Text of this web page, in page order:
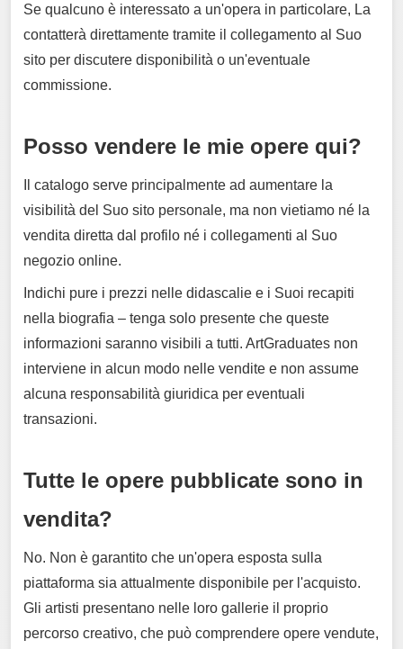
Se qualcuno è interessato a un'opera in particolare, La
contatterà direttamente tramite il collegamento al Suo
sito per discutere disponibilità o un'eventuale
commissione.
Posso vendere le mie opere qui?
Il catalogo serve principalmente ad aumentare la
visibilità del Suo sito personale, ma non vietiamo né la
vendita diretta dal profilo né i collegamenti al Suo
negozio online.
Indichi pure i prezzi nelle didascalie e i Suoi recapiti
nella biografia – tenga solo presente che queste
informazioni saranno visibili a tutti. ArtGraduates non
interviene in alcun modo nelle vendite e non assume
alcuna responsabilità giuridica per eventuali
transazioni.
Tutte le opere pubblicate sono in
vendita?
No. Non è garantito che un'opera esposta sulla
piattaforma sia attualmente disponibile per l'acquisto.
Gli artisti presentano nelle loro gallerie il proprio
percorso creativo, che può comprendere opere vendute,